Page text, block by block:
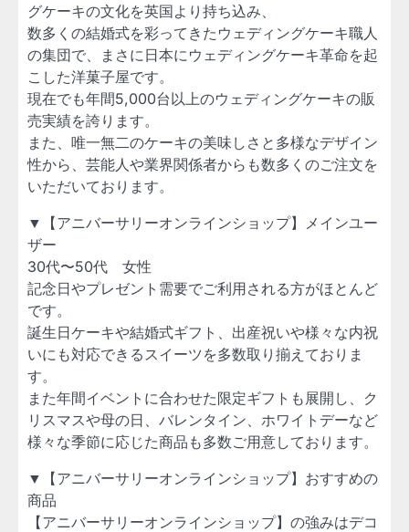
グケーキの文化を英国より持ち込み、
数多くの結婚式を彩ってきたウェディングケーキ職人
の集団で、まさに日本にウェディングケーキ革命を起
こした洋菓子屋です。
現在でも年間5,000台以上のウェディングケーキの販
売実績を誇ります。
また、唯一無二のケーキの美味しさと多様なデザイン
性から、芸能人や業界関係者からも数多くのご注文を
いただいております。
▼【アニバーサリーオンラインショップ】メインユー
ザー
30代〜50代 女性
記念日やプレゼント需要でご利用される方がほとんど
です。
誕生日ケーキや結婚式ギフト、出産祝いや様々な内祝
いにも対応できるスイーツを多数取り揃えておりま
す。
また年間イベントに合わせた限定ギフトも展開し、ク
リスマスや母の日、バレンタイン、ホワイトデーなど
様々な季節に応じた商品も多数ご用意しております。
▼【アニバーサリーオンラインショップ】おすすめの
商品
【アニバーサリーオンラインショップ】の強みはデコ